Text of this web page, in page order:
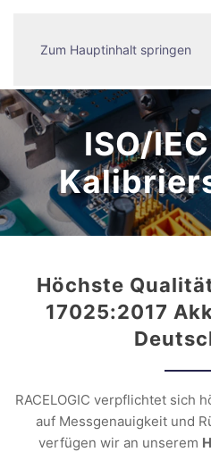
Zum Hauptinhalt springen
ISO/
Höchste
17025:2017
RACELOGIC verpflichtet sich
auf Messgenauigkeit und
verfügen wir an unserem